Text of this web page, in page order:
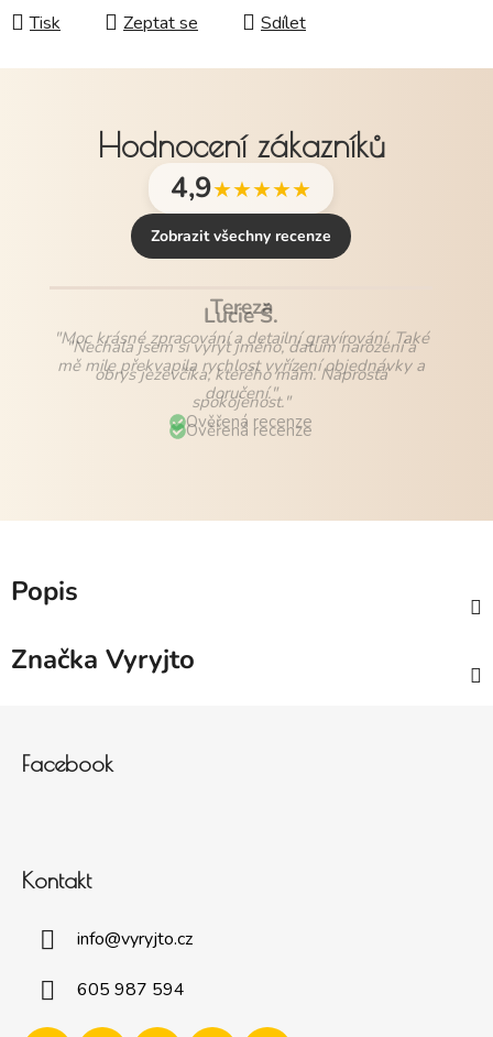
Tisk Zeptat se Sdílet
Hodnocení zákazníků
4,9★★★★★
Zobrazit všechny recenze
Lucie Š.
"Nechala jsem si vyrýt jméno, datum narození a
obrys jezevčíka, kterého mám. Naprostá
spokojenost."
Ověřená recenze
Popis
Značka Vyryjto
Facebook
Kontakt
info@vyryjto.cz
605 987 594